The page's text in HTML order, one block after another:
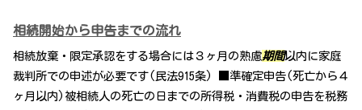
相続開始から申告までの流れ
相続放棄・限定承認をする場合には３ヶ月の熟慮期間以内に家庭
裁判所での申述が必要です(民法915条) ■準確定申告(死亡から４
ヶ月以内)被相続人の死亡の日までの所得税・消費税の申告を税務